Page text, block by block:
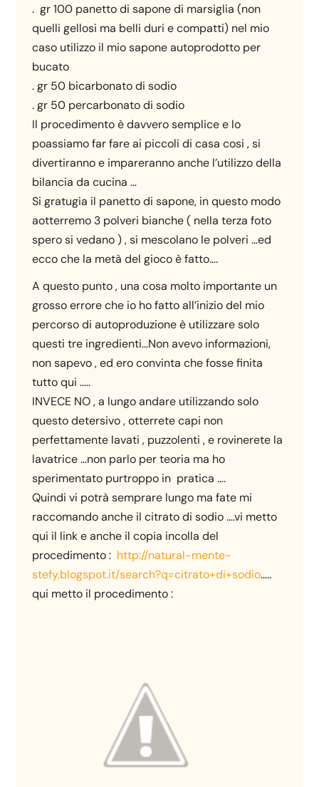
. gr 100 panetto di sapone di marsiglia (non
quelli gellosi ma belli duri e compatti) nel mio
caso utilizzo il mio sapone autoprodotto per
bucato
. gr 50 bicarbonato di sodio
. gr 50 percarbonato di sodio
Il procedimento è davvero semplice e lo
poassiamo far fare ai piccoli di casa cosi , si
divertiranno e impareranno anche l’utilizzo della
bilancia da cucina …
Si gratugia il panetto di sapone, in questo modo
aotterremo 3 polveri bianche ( nella terza foto
spero si vedano ) , si mescolano le polveri …ed
ecco che la metà del gioco è fatto….
A questo punto , una cosa molto importante un
grosso errore che io ho fatto all’inizio del mio
percorso di autoproduzione è utilizzare solo
questi tre ingredienti…Non avevo informazioni,
non sapevo , ed ero convinta che fosse finita
tutto qui …..
INVECE NO , a lungo andare utilizzando solo
questo detersivo , otterrete capi non
perfettamente lavati , puzzolenti , e rovinerete la
lavatrice …non parlo per teoria ma ho
sperimentato purtroppo in pratica ….
Quindi vi potrà semprare lungo ma fate mi
raccomando anche il citrato di sodio ….vi metto
qui il link e anche il copia incolla del
procedimento : http://natural-mente-
stefy.blogspot.it/search?q=citrato+di+sodio…..
qui metto il procedimento :